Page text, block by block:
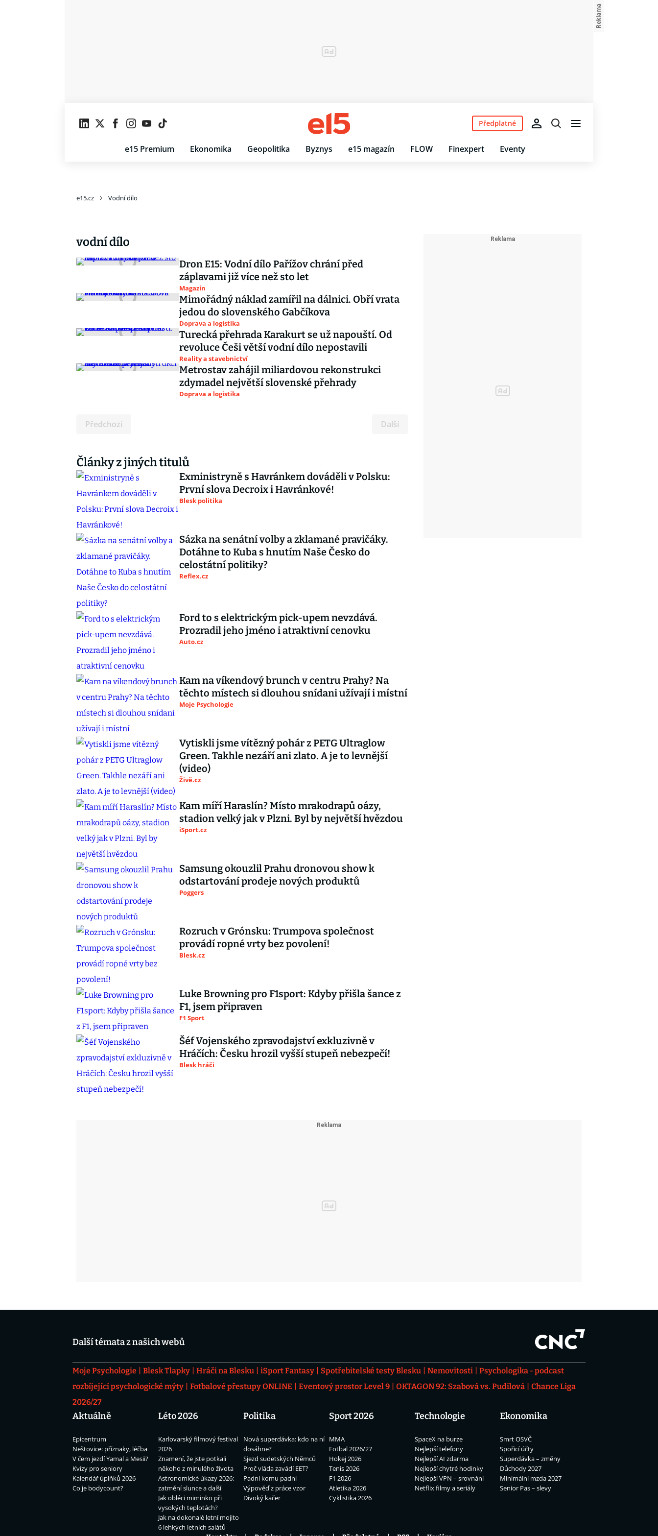
e15 Premium Ekonomika Geopolitika Byznys e15 magazín FLOW Finexpert Eventy
Předplatné
e15.cz Vodní dílo
vodní dílo
Dron E15: Vodní dílo Pařížov chrání před
záplavami již více než sto let
Magazín
Mimořádný náklad zamířil na dálnici. Obří vrata
jedou do slovenského Gabčíkova
Doprava a logistika
Turecká přehrada Karakurt se už napouští. Od
revoluce Češi větší vodní dílo nepostavili
Reality a stavebnictví
Metrostav zahájil miliardovou rekonstrukci
zdymadel největší slovenské přehrady
Doprava a logistika
Předchozí Další
Články z jiných titulů
Exministryně s Havránkem dováděli v Polsku:
První slova Decroix i Havránkové!
Blesk politika
Sázka na senátní volby a zklamané pravičáky.
Dotáhne to Kuba s hnutím Naše Česko do
celostátní politiky?
Reflex.cz
Ford to s elektrickým pick-upem nevzdává.
Prozradil jeho jméno i atraktivní cenovku
Auto.cz
Kam na víkendový brunch v centru Prahy? Na
těchto místech si dlouhou snídani užívají i místní
Moje Psychologie
Vytiskli jsme vítězný pohár z PETG Ultraglow
Green. Takhle nezáří ani zlato. A je to levnější
(video)
Živě.cz
Kam míří Haraslín? Místo mrakodrapů oázy,
stadion velký jak v Plzni. Byl by největší hvězdou
iSport.cz
Samsung okouzlil Prahu dronovou show k
odstartování prodeje nových produktů
Poggers
Rozruch v Grónsku: Trumpova společnost
provádí ropné vrty bez povolení!
Blesk.cz
Luke Browning pro F1sport: Kdyby přišla šance z
F1, jsem připraven
F1 Sport
Šéf Vojenského zpravodajství exkluzivně v
Hráčích: Česku hrozil vyšší stupeň nebezpečí!
Blesk hráči
Další témata z našich webů
Moje Psychologie Blesk Tlapky Hráči na Blesku iSport Fantasy Spotřebitelské testy Blesku Nemovitosti
Psychologika - podcast
rozbíjející psychologické mýty
Fotbalové přestupy ONLINE Eventový prostor Level 9 OKTAGON 92: Szabová vs. Pudilová
Chance Liga
2026/27
Aktuálně
Epicentrum
Neštovice: příznaky, léčba
V čem jezdí Yamal a Mesii?
Kvízy pro seniory
Kalendář úplňků 2026
Co je bodycount?
Léto 2026
Karlovarský filmový festival
2026
Znamení, že jste potkali
někoho z minulého života
Astronomické úkazy 2026:
zatmění slunce a další
Jak obléci miminko při
vysokých teplotách?
Jak na dokonalé letní mojito
6 lehkých letních salátů
Politika
Nová superdávka: kdo na ní
dosáhne?
Sjezd sudetských Němců
Proč vláda zavádí EET?
Padni komu padni
Výpověď z práce vzor
Divoký kačer
Sport 2026
MMA
Fotbal 2026/27
Hokej 2026
Tenis 2026
F1 2026
Atletika 2026
Cyklistika 2026
Technologie
SpaceX na burze
Nejlepší telefony
Nejlepší AI zdarma
Nejlepší chytré hodinky
Nejlepší VPN – srovnání
Netflix filmy a seriály
Ekonomika
Smrt OSVČ
Spořicí účty
Superdávka – změny
Důchody 2027
Minimální mzda 2027
Senior Pas – slevy